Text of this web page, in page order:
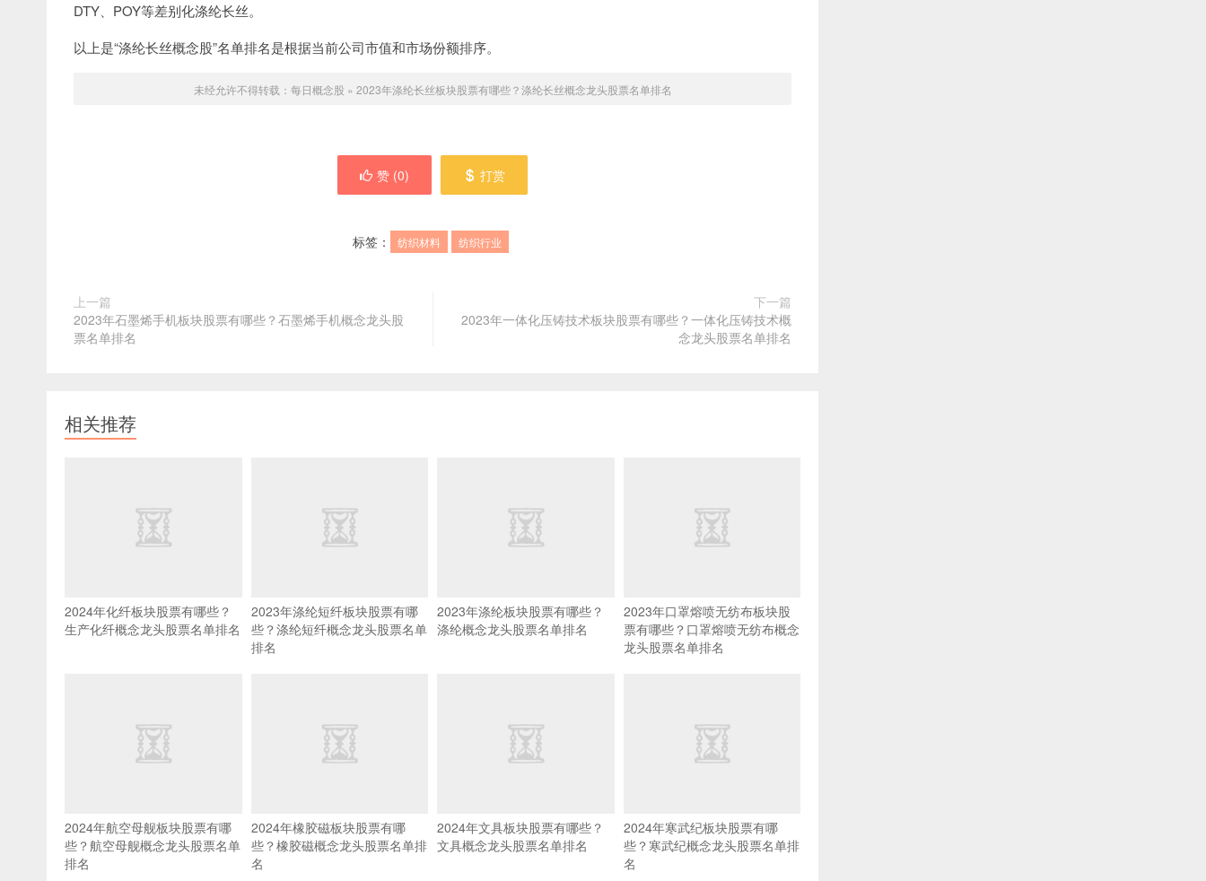
DTY、POY等差别化涤纶长丝。
以上是“涤纶长丝概念股”名单排名是根据当前公司市值和市场份额排序。
未经允许不得转载： 每日概念股 » 2023年涤纶长丝板块股票有哪些？涤纶长丝概念龙头股票名单排名
赞 (0) 打赏
标签： 纺织材料 纺织行业
上一篇
2023年石墨烯手机板块股票有哪些？石墨烯手机概念龙头股
票名单排名
下一篇
2023年一体化压铸技术板块股票有哪些？一体化压铸技术概
念龙头股票名单排名
相关推荐
2024年化纤板块股票有哪些？
生产化纤概念龙头股票名单排名
2023年涤纶短纤板块股票有哪
些？涤纶短纤概念龙头股票名单
排名
2023年涤纶板块股票有哪些？
涤纶概念龙头股票名单排名
2023年口罩熔喷无纺布板块股
票有哪些？口罩熔喷无纺布概念
龙头股票名单排名
2024年航空母舰板块股票有哪
些？航空母舰概念龙头股票名单
排名
2024年橡胶磁板块股票有哪
些？橡胶磁概念龙头股票名单排
名
2024年文具板块股票有哪些？
文具概念龙头股票名单排名
2024年寒武纪板块股票有哪
些？寒武纪概念龙头股票名单排
名